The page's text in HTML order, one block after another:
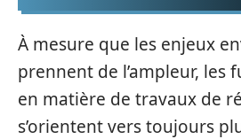
À mesure que les enjeux
prennent de l’ampleur, les
en matière de travaux de
s’orientent vers toujours